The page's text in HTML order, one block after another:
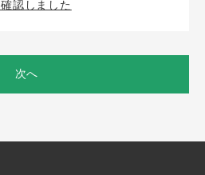
確認しました
次へ